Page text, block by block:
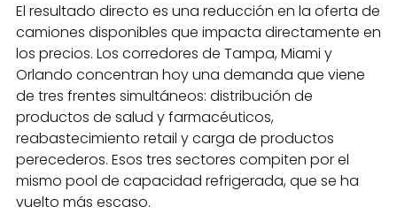
El resultado directo es una reducción en la oferta de
camiones disponibles que impacta directamente en
los precios. Los corredores de Tampa, Miami y
Orlando concentran hoy una demanda que viene
de tres frentes simultáneos: distribución de
productos de salud y farmacéuticos,
reabastecimiento retail y carga de productos
perecederos. Esos tres sectores compiten por el
mismo pool de capacidad refrigerada, que se ha
vuelto más escaso.